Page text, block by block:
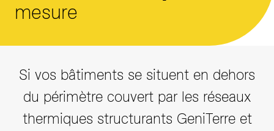
mesure
Si vos bâtiments se situent en dehors
du périmètre couvert par les réseaux
thermiques structurants GeniTerre et